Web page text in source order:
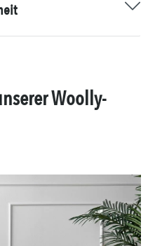
Woolly-